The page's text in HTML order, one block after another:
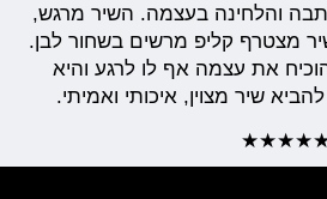
והלחינה בעצמה. השיר מרגש,
מצטרף קליפ מרשים בשחור לבן.
את עצמה אף לו לרגע והיא
שיר מצוין, איכותי ואמיתי.
★★★★★